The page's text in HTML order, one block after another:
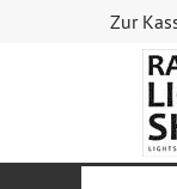
Zur